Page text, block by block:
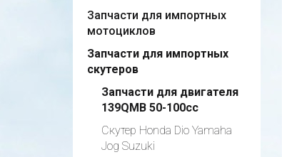
Запчасти для импортных
мотоциклов
Запчасти для импортных
скутеров
Запчасти для двигателя
139QMB 50-100cc
Скутер Honda Dio Yamaha
Jog Suzuki